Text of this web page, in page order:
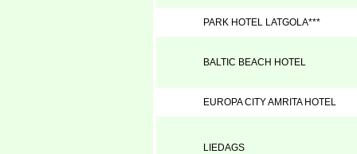
PARK HOTEL LATGOLA***
BALTIC BEACH HOTEL
EUROPA CITY AMRITA HOTEL
LIEDAGS